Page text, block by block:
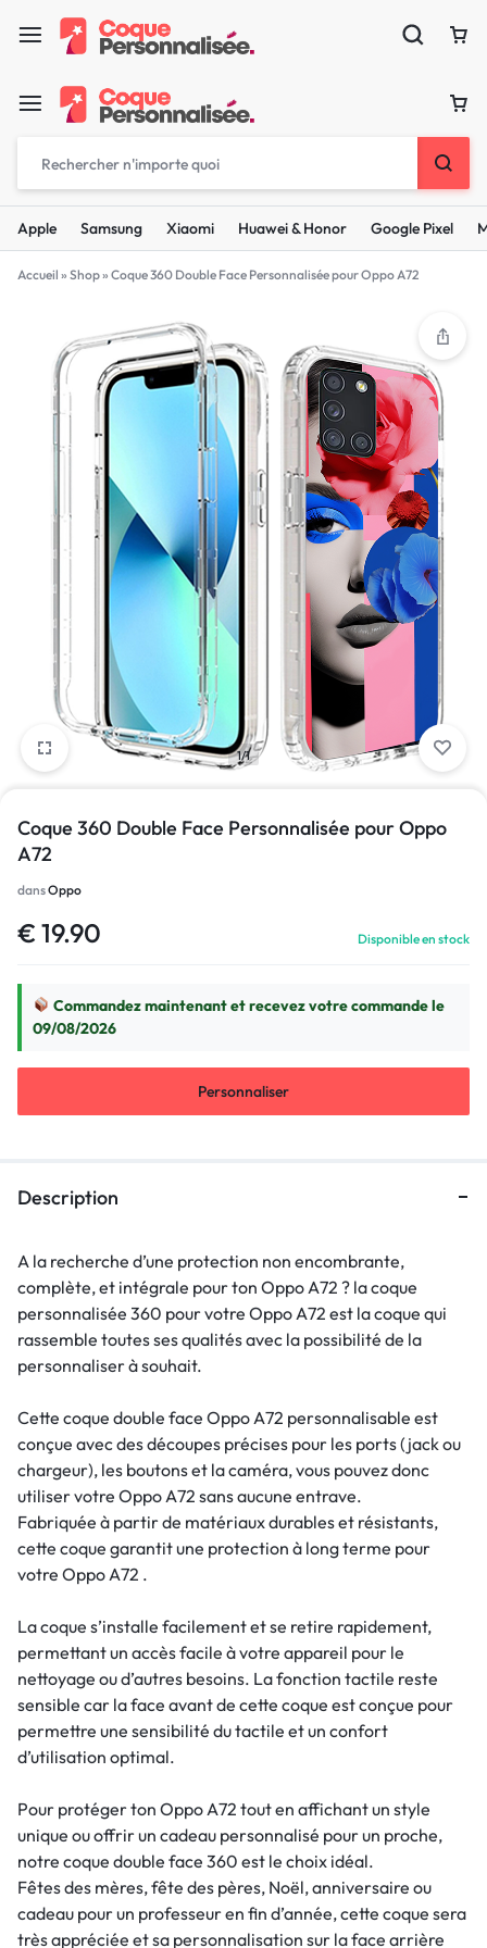
Apple Samsung Xiaomi Huawei & Honor Google Pixel
Accueil » Shop» Coque 360 Double Face Personnalisée pour Oppo A72
1/1
Coque 360 Double Face Personnalisée pour Oppo
A72
dansOppo
€ 19.90 Disponible en stock
Commandez maintenant et recevez votre commande le
09/08/2026
Personnaliser
Description
A la recherche d’une protection non encombrante,
complète, et intégrale pour ton Oppo A72 ? la coque
personnalisée 360 pour votre Oppo A72 est la coque qui
rassemble toutes ses qualités avec la possibilité de la
personnaliser à souhait.
Cette coque double face Oppo A72 personnalisable est
conçue avec des découpes précises pour les ports (jack ou
chargeur), les boutons et la caméra, vous pouvez donc
utiliser votre Oppo A72 sans aucune entrave.
Fabriquée à partir de matériaux durables et résistants,
cette coque garantit une protection à long terme pour
votre Oppo A72 .
La coque s’installe facilement et se retire rapidement,
permettant un accès facile à votre appareil pour le
nettoyage ou d’autres besoins. La fonction tactile reste
sensible car la face avant de cette coque est conçue pour
permettre une sensibilité du tactile et un confort
d’utilisation optimal.
Pour protéger ton Oppo A72 tout en affichant un style
unique ou offrir un cadeau personnalisé pour un proche,
notre coque double face 360 est le choix idéal.
Fêtes des mères, fête des pères, Noël, anniversaire ou
cadeau pour un professeur en fin d’année, cette coque sera
très appréciée et sa personnalisation sur la face arrière